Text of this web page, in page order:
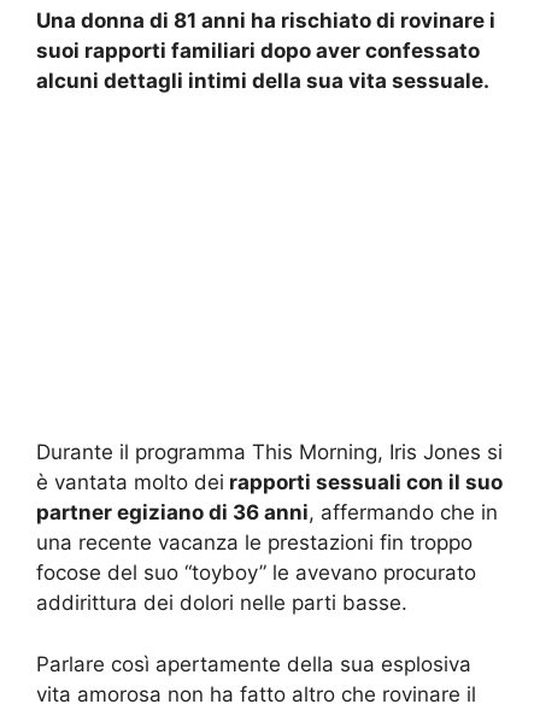
Una donna di 81 anni ha rischiato di rovinare i
suoi rapporti familiari dopo aver confessato
alcuni dettagli intimi della sua vita sessuale.
Durante il programma This Morning, Iris Jones si
è vantata molto dei rapporti sessuali con il suo
partner egiziano di 36 anni, affermando che in
una recente vacanza le prestazioni fin troppo
focose del suo “toyboy” le avevano procurato
addirittura dei dolori nelle parti basse.
Parlare così apertamente della sua esplosiva
vita amorosa non ha fatto altro che rovinare il